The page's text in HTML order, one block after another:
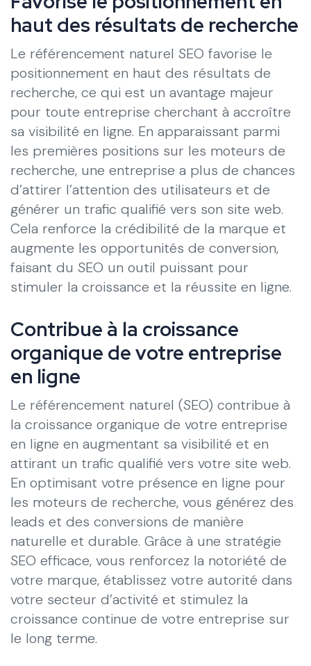
haut des résultats de recherche
Le référencement naturel SEO favorise le
positionnement en haut des résultats de
recherche, ce qui est un avantage majeur
pour toute entreprise cherchant à accroître
sa visibilité en ligne. En apparaissant parmi
les premières positions sur les moteurs de
recherche, une entreprise a plus de chances
d’attirer l’attention des utilisateurs et de
générer un trafic qualifié vers son site web.
Cela renforce la crédibilité de la marque et
augmente les opportunités de conversion,
faisant du SEO un outil puissant pour
stimuler la croissance et la réussite en ligne.
Contribue à la croissance
organique de votre entreprise
en ligne
Le référencement naturel (SEO) contribue à
la croissance organique de votre entreprise
en ligne en augmentant sa visibilité et en
attirant un trafic qualifié vers votre site web.
En optimisant votre présence en ligne pour
les moteurs de recherche, vous générez des
leads et des conversions de manière
naturelle et durable. Grâce à une stratégie
SEO efficace, vous renforcez la notoriété de
votre marque, établissez votre autorité dans
votre secteur d’activité et stimulez la
croissance continue de votre entreprise sur
le long terme.